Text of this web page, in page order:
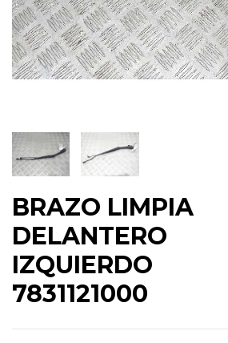
BRAZO LIMPIA
DELANTERO
IZQUIERDO
7831121000